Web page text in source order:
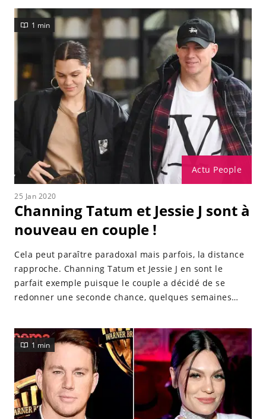
Actu People
1 min
25 Jan 2020
Channing Tatum et Jessie J sont à
nouveau en couple !
Cela peut paraître paradoxal mais parfois, la distance
rapproche. Channing Tatum et Jessie J en sont le
parfait exemple puisque le couple a décidé de se
redonner une seconde chance, quelques semaines
1 min